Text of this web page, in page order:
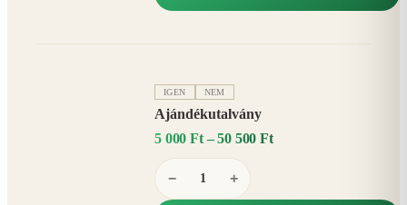
IGEN NEM
Ajándékutalvány
5 000 Ft – 50 500 Ft
− +